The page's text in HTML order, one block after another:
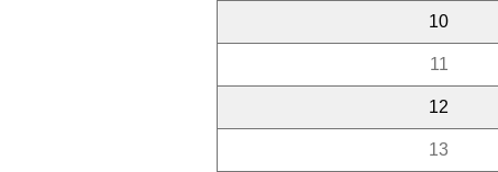
10
11
12
13